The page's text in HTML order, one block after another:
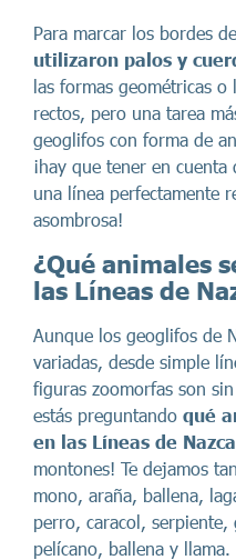
Para marcar los bordes
utilizaron palos y
las formas geométricas o
rectos, pero una tarea
geoglifos con forma de
¡hay que tener en
una línea perfectamente
asombrosa!
¿Qué animales
las Líneas de
Aunque los geoglifos de
variadas, desde simple
figuras zoomorfas son
estás preguntando qué
en las Líneas de Nazca
montones! Te dejamos
mono, araña, ballena,
perro, caracol, serpiente,
pelícano, ballena y llama.